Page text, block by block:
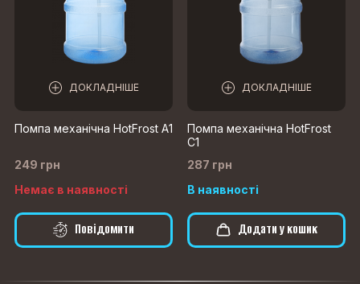
ДОКЛАДНІШЕ ДОКЛАДНІШЕ
Помпа механічна HotFrost А1
Помпа механічна HotFrost
C1
249 грн
287 грн
Немає в наявності
Повідомити
В наявності
Додати у кошик